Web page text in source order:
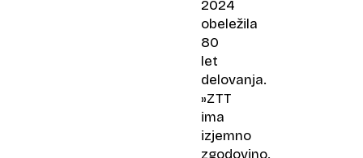
2024
obeležila
80
let
delovanja.
»ZTT
ima
izjemno
zgodovino.